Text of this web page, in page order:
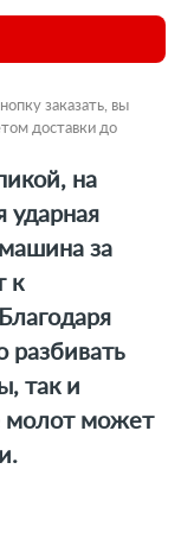
заказать, вы
доставки до
на
ударная
за
к
так и
молот может